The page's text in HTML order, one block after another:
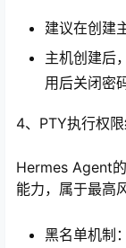
建议在创建
主机创建后
用后关闭密
4、PTY执行权
Hermes Agent
能力，属于最高
黑名单机制